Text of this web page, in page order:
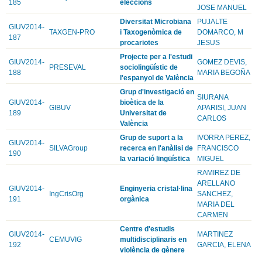
185
eleccions
JOSE MANUEL
GIUV2014-
187
TAXGEN-PRO
Diversitat Microbiana
i Taxogenòmica de
procariotes
PUJALTE
DOMARCO, M
JESUS
GIUV2014-
188
PRESEVAL
Projecte per a l'estudi
sociolingüístic de
l'espanyol de València
GOMEZ DEVIS,
MARIA BEGOÑA
GIUV2014-
189
GIBUV
Grup d'investigació en
bioètica de la
Universitat de
València
SIURANA
APARISI, JUAN
CARLOS
GIUV2014-
190
SILVAGroup
Grup de suport a la
recerca en l'anàlisi de
la variació lingüística
IVORRA PEREZ,
FRANCISCO
MIGUEL
GIUV2014-
191
IngCrisOrg
Enginyeria cristal·lina
orgànica
RAMIREZ DE
ARELLANO
SANCHEZ,
MARIA DEL
CARMEN
GIUV2014-
192
CEMUVIG
Centre d'estudis
multidisciplinaris en
violència de gènere
MARTINEZ
GARCIA, ELENA